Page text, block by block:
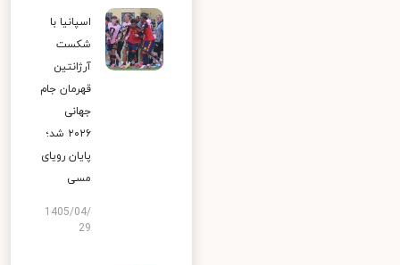
اسپانیا با
شکست
آرژانتین
قهرمان جام
جهانی
۲۰۲۶ شد؛
پایان رویای
مسی
1405/04/
29